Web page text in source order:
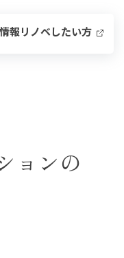
報リノベしたい方
ョンの